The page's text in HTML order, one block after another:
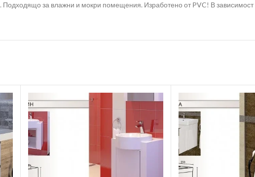
за влажни и мокри помещения. Изработено от PVC! В зависимост